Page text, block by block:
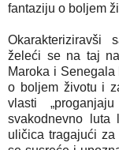
fantaziju o boljem
Okarakteriziravši
želeći se na taj
Maroka i
o boljem životu i
vlasti
svakodnevno luta
uličica tragajući za